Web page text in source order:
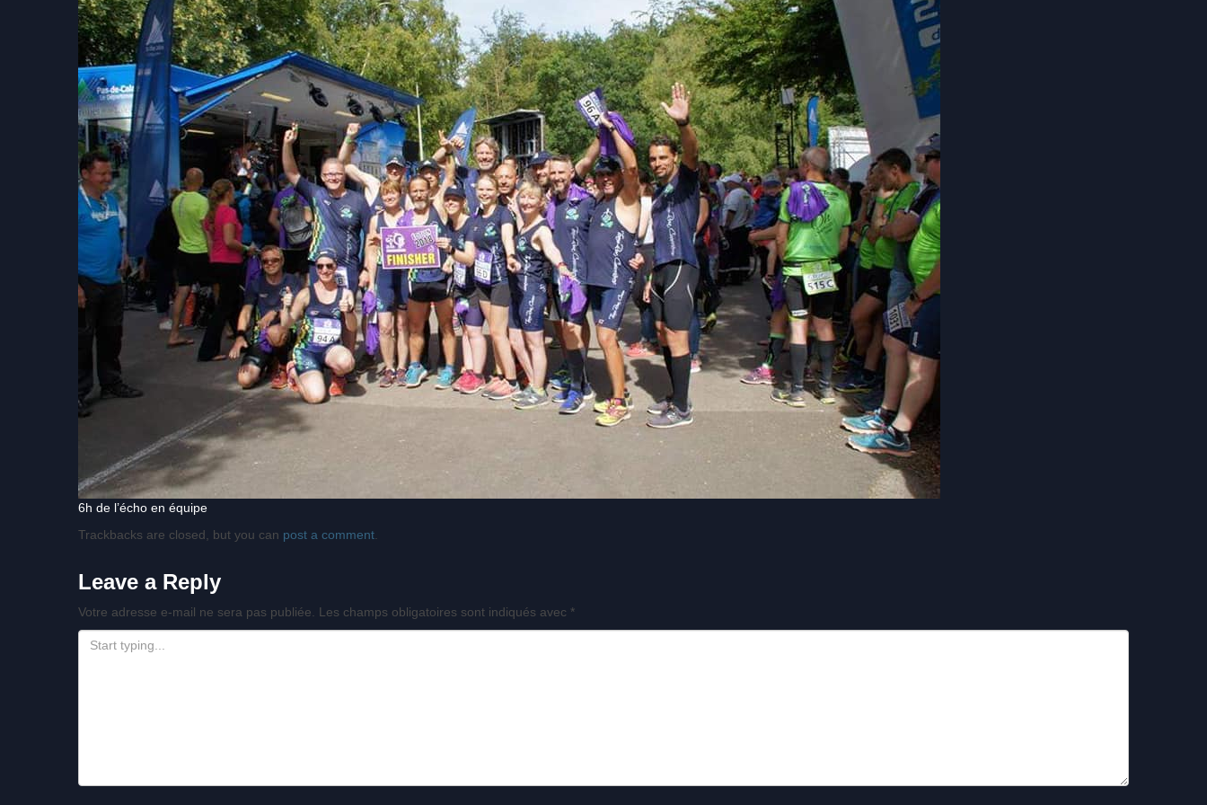
6h de l’écho en équipe
Trackbacks are closed, but you can post a comment
Leave a Reply
Votre adresse e-mail ne sera pas publiée. Les champs obligatoires sont indiqués avec *